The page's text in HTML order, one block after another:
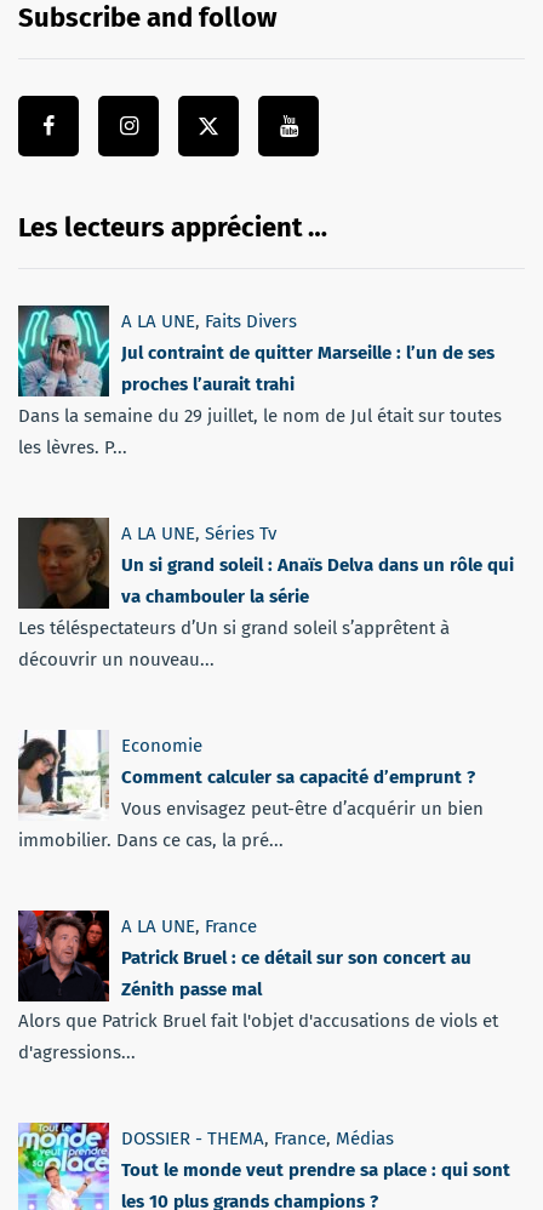
Subscribe and follow
Les lecteurs apprécient …
A LA UNE, Faits Divers
Jul contraint de quitter Marseille : l’un de ses
proches l’aurait trahi
Dans la semaine du 29 juillet, le nom de Jul était sur toutes
les lèvres. P...
A LA UNE, Séries Tv
Un si grand soleil : Anaïs Delva dans un rôle qui
va chambouler la série
Les téléspectateurs d’Un si grand soleil s’apprêtent à
découvrir un nouveau...
Economie
Comment calculer sa capacité d’emprunt ?
Vous envisagez peut-être d’acquérir un bien
immobilier. Dans ce cas, la pré...
A LA UNE, France
Patrick Bruel : ce détail sur son concert au
Zénith passe mal
Alors que Patrick Bruel fait l'objet d'accusations de viols et
d'agressions...
DOSSIER - THEMA, France, Médias
Tout le monde veut prendre sa place : qui sont
les 10 plus grands champions ?